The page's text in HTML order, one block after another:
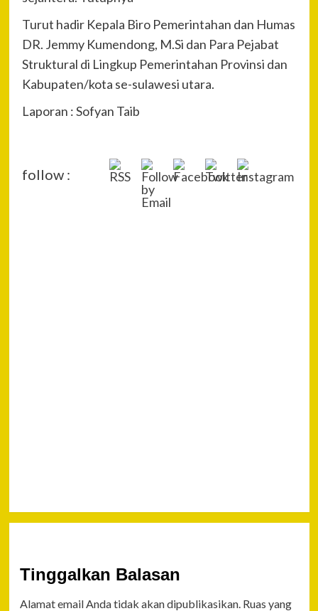
Turut hadir Kepala Biro Pemerintahan dan Humas
DR. Jemmy Kumendong, M.Si dan Para Pejabat
Struktural di Lingkup Pemerintahan Provinsi dan
Kabupaten/kota se-sulawesi utara.
Laporan : Sofyan Taib
follow :
Tinggalkan Balasan
Alamat email Anda tidak akan dipublikasikan. Ruas yang